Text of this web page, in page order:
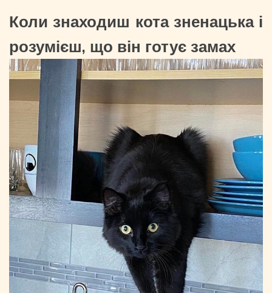
Коли знаходиш кота зненацька і
розумієш, що він готує замах